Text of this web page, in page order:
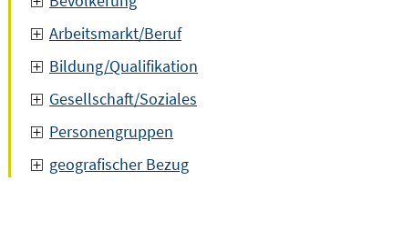
Arbeitsmarkt/Beruf
Bildung/Qualifikation
Gesellschaft/Soziales
Personengruppen
geografischer Bezug